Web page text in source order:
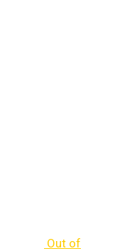
Out of